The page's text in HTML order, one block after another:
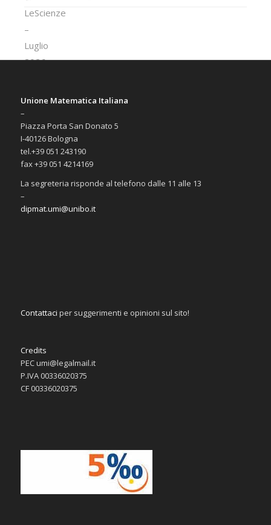
Unione Matematica Italiana
–
Piazza Porta San Donato 5
I-40126 Bologna
tel.+39 051 243190
fax +39 051 4214169
La segreteria risponde al telefono dalle 11 alle 13
–
dipmat.umi@unibo.it
Contattaci per suggerimenti e opinioni sul sito!
Credits
PEC umi@legalmail.it
P.IVA 00336020375
CF 00336020375